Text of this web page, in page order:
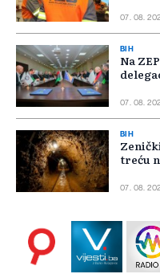
07. 08.
BIH
Na
07. 08.
BIH
treću
07. 08.